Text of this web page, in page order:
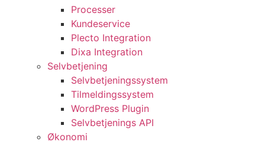
Processer
Kundeservice
Plecto Integration
Dixa Integration
Selvbetjening
Selvbetjeningssystem
Tilmeldingssystem
WordPress Plugin
Selvbetjenings API
Økonomi